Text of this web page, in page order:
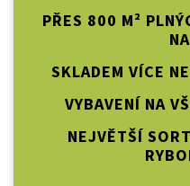
PŘES 800 M²
SKLADEM VÍCE
VYBAVENÍ NA
NEJVĚTŠÍ